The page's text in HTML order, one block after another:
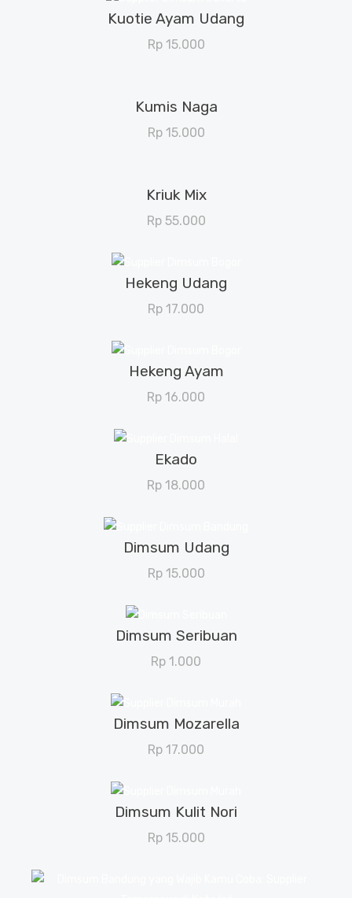
View Details
Kuotie Ayam Udang
Rp15.000
View Details
Kumis Naga
Rp15.000
Kriuk Mix
Rp55.000
View Details
Hekeng Udang
Rp 17.000
View Details
Hekeng Ayam
Rp 16.000
Ekado
Rp 18.000
Dimsum Udang
Rp15.000
Dimsum Seribuan
Rp 1.000
Dimsum Mozarella
Rp 17.000
Dimsum Kulit Nori
Rp15.000